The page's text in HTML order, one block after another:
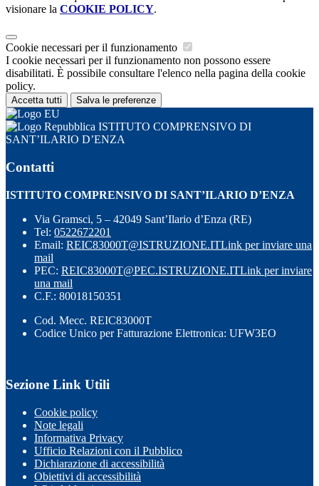
visionare la COOKIE POLICY.
Cookie necessari per il funzionamento
I cookie necessari per il funzionamento non possono essere
disabilitati. È possibile consultare l'elenco nella pagina della cookie
policy.
Accetta tutti Salva le preferenze
ISTITUTO COMPRENSIVO DI
SANT’ILARIO D’ENZA
Contatti
ISTITUTO COMPRENSIVO DI SANT’ILARIO D’ENZA
Via Gramsci, 5 – 42049 Sant’Ilario d’Enza (RE)
Tel: 0522672201
Email: REIC83000T@ISTRUZIONE.ITLink per inviare una
mail
PEC: REIC83000T@PEC.ISTRUZIONE.ITLink per inviare
una mail
C.F.: 80018150351
Cod. Mecc. REIC83000T
Codice Unico per Fatturazione Elettronica: UFW3EO
Sezione Link Utili
Cookie policy
Note legali
Informativa Privacy
Ufficio Relazioni con il Pubblico
Dichiarazione di accessibilità
Obiettivi di accessibilità